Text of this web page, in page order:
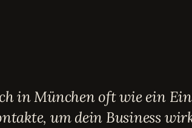
in München oft wie ein
um dein Business